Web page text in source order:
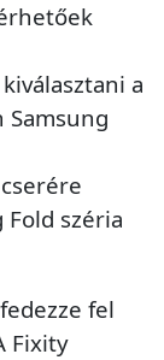
a
Samsung
Fold széria
fel
Fixity